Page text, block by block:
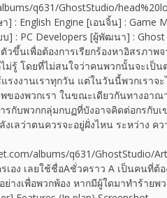
q631/GhostStudio/
] : English Engine [เอนจิ้น] : Game
] : PC Developers [ผู้พัฒนา] :
วขึ้นเพื่อต้องการเรียกร้องหาอิสรภาพ
รู้ โดยที่ไม่สนใจว่าคนพวกนั้นจะเป็น
รงงานเราทุกวัน แต่ในวันนี้พวกเราจ
ของพวกเรา ในขณะเดียวกันทางอาณ
รกับพวกกลุ่มกบฏที่บังอาจคิดต่อกรกับ
งเลว่าตนควรจะอยู่ฝั่งไหน ระหว่าง
albums/q631/GhostStudio/
อง เลยใช้ชื่อAชั่วคราว A เป็นคนที่ต้
างเพื่อพวกพ้อง หากมีผู้ใดมาทำร้ายพ